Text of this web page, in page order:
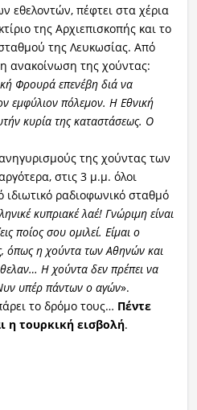
εθελοντών, πέφτει στα χέρια
της Αρχιεπισκοπής και το
της Λευκωσίας. Από
ανακοίνωση της χούντας:
Φρουρά επενέβη διά να
εμφύλιον πόλεμον. Η Εθνική
κυρία της καταστάσεως. Ο
της χούντας των
στις 3 μ.μ. όλοι
ραδιοφωνικό σταθμό
κυπριακέ λαέ! Γνώριμη είναι
ποίος σου ομιλεί. Είμαι ο
όπως η χούντα των Αθηνών και
Η χούντα δεν πρέπει να
υπέρ πάντων ο αγών».
το δρόμο τους… Πέντε
η τουρκική εισβολή.